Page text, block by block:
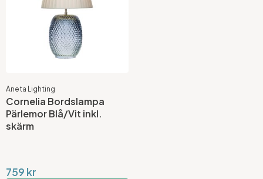
Aneta Lighting
Cornelia Bordslampa
Pärlemor Blå/Vit inkl.
skärm
759 kr